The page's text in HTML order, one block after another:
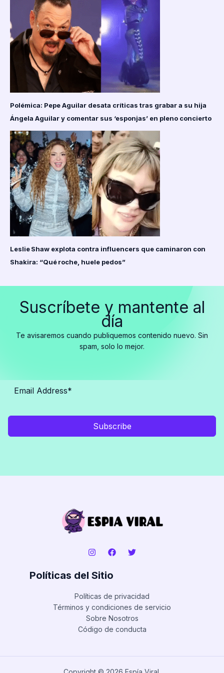
Polémica: Pepe Aguilar desata críticas tras grabar a su hija
Ángela Aguilar y comentar sus ‘esponjas’ en pleno concierto
Leslie Shaw explota contra influencers que caminaron con
Shakira: “Qué roche, huele pedos”
Suscríbete y mantente al
día
Te avisaremos cuando publiquemos contenido nuevo. Sin
spam, solo lo mejor.
Subscribe
Políticas del Sitio
Políticas de privacidad
Términos y condiciones de servicio
Sobre Nosotros
Código de conducta